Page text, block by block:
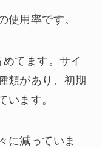
使用率です。
めてます。サイ
類があり、初期
います。
に減っていま